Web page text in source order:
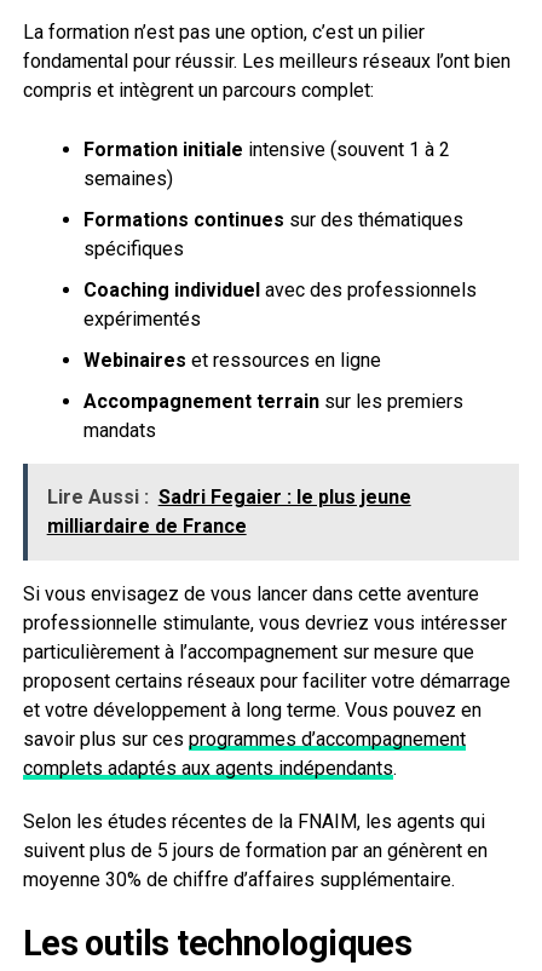
La formation n’est pas une option, c’est un pilier
fondamental pour réussir. Les meilleurs réseaux l’ont bien
compris et intègrent un parcours complet:
Formation initiale intensive (souvent 1 à 2
semaines)
Formations continues sur des thématiques
spécifiques
Coaching individuelavec des professionnels
expérimentés
Webinaires et ressources en ligne
Accompagnement terrainsur les premiers
mandats
Lire Aussi : Sadri Fegaier : le plus jeune
milliardaire de France
Si vous envisagez de vous lancer dans cette aventure
professionnelle stimulante, vous devriez vous intéresser
particulièrement à l’accompagnement sur mesure que
proposent certains réseaux pour faciliter votre démarrage
et votre développement à long terme. Vous pouvez en
savoir plus sur ces programmes d’accompagnement
complets adaptés aux agents indépendants.
Selon les études récentes de la FNAIM, les agents qui
suivent plus de 5 jours de formation par an génèrent en
moyenne 30% de chiffre d’affaires supplémentaire.
Les outils technologiques